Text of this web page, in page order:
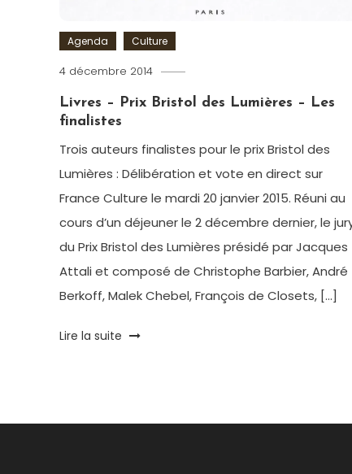
Agenda Culture
4 décembre 2014
Paris
Livres – Prix Bristol des Lumières – Les
finalistes
Trois auteurs finalistes pour le prix Bristol des
Lumières : Délibération et vote en direct sur
France Culture le mardi 20 janvier 2015. Réuni au
cours d’un déjeuner le 2 décembre dernier, le
du Prix Bristol des Lumières présidé par Jacques
Attali et composé de Christophe Barbier, André
Berkoff, Malek Chebel, François de Closets, […]
Tagged
Paris,
Lire la suite